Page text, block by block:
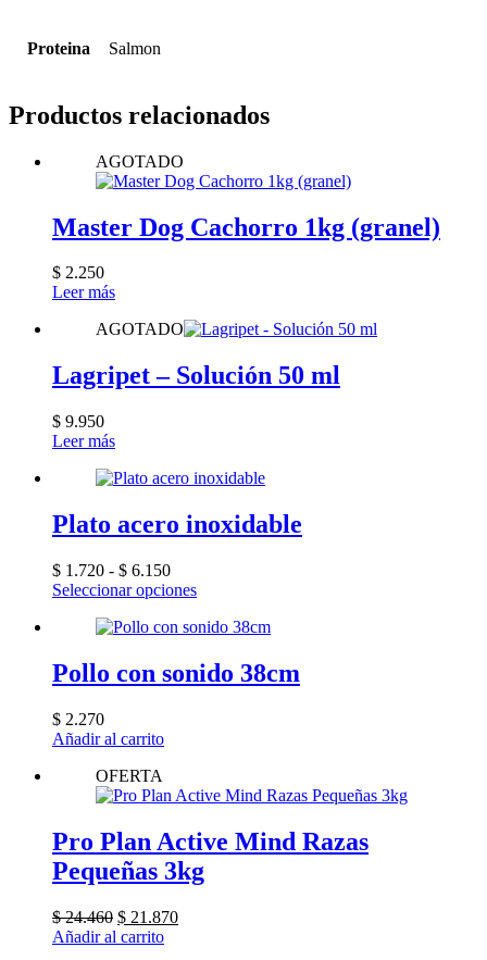
Proteina Salmon
Productos relacionados
AGOTADO
Master Dog Cachorro 1kg (granel)
$ 2.250
Leer más
AGOTADO
Lagripet – Solución 50 ml
$ 9.950
Leer más
Plato acero inoxidable
$ 1.720 - $ 6.150Rango
de
desde
hasta
$ 6.150
Seleccionar opcionesEste
tiene
variantes.
Las
la
de
producto
Pollo con sonido 38cm
$ 2.270
Añadir al carrito
OFERTA
Pro Plan Active Mind Razas
Pequeñas 3kg
$24.460 El
precio
$ 21.870El
Añadir al carrito